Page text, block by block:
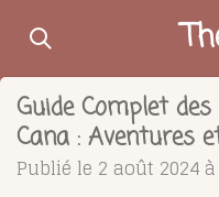
Passer
contenu
principal
Guide Complet
Cana : Aventures
Publié le 2 août 2024 à